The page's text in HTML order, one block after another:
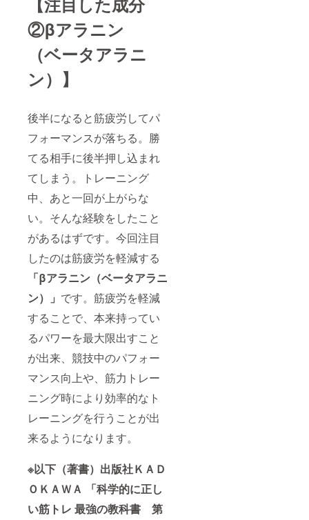
②βアラニン
（ベータアラニ
ン）】
後半になると筋疲労してパ
フォーマンスが落ちる。勝
てる相手に後半押し込まれ
てしまう。トレーニング
中、あと一回が上がらな
い。そんな経験をしたこと
があるはずです。今回注目
したのは筋疲労を軽減する
「βアラニン（ベータアラニ
ン）」 です。筋疲労を軽減
することで、本来持ってい
るパワーを最大限出すこと
が出来、競技中のパフォー
マンス向上や、筋力トレー
ニング時により効率的なト
レーニングを行うことが出
来るようになります。
※以下（著書）出版社ＫＡＤ
ＯＫＡＷＡ 「科学的に正し
い筋トレ 最強の教科書 第